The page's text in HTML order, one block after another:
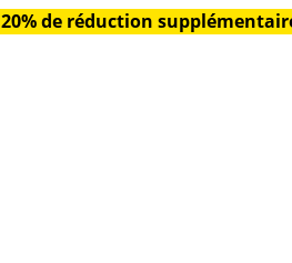
20% de réduction